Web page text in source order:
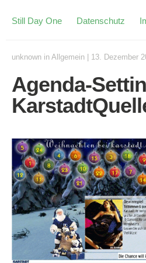
Still Day One Datenschutz
unknown in Allgemein 13. Dezember
Agenda-